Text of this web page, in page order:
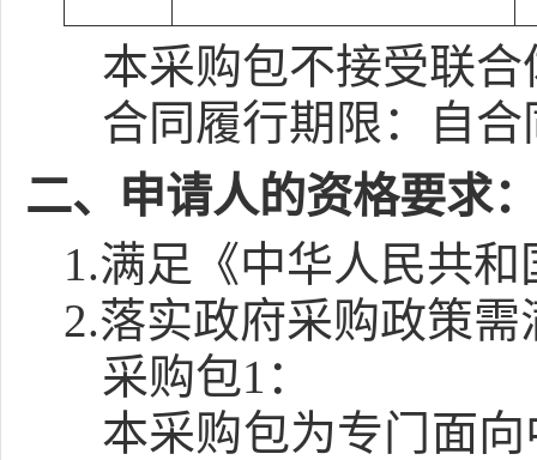
本采购包不接受联合
合同履行期限：
自
二、申请人的资格要求
1.满足《中华人民共
2.落实政府采购政策
采购包1：
本采购包为专门面